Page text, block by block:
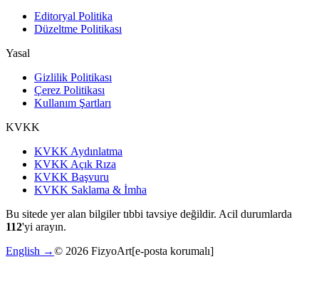
Editoryal Politika
Düzeltme Politikası
Yasal
Gizlilik Politikası
Çerez Politikası
Kullanım Şartları
KVKK
KVKK Aydınlatma
KVKK Açık Rıza
KVKK Başvuru
KVKK Saklama & İmha
Bu sitede yer alan bilgiler tıbbi tavsiye değildir. Acil durumlarda
112'yi arayın.
English →© 2026 FizyoArt[e-posta korumalı]